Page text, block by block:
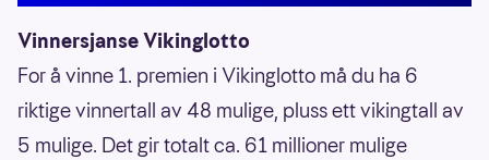
Vinnersjanse Vikinglotto
For å vinne 1. premien i Vikinglotto må du ha 6
riktige vinnertall av 48 mulige, pluss ett vikingtall av
5 mulige. Det gir totalt ca. 61 millioner mulige